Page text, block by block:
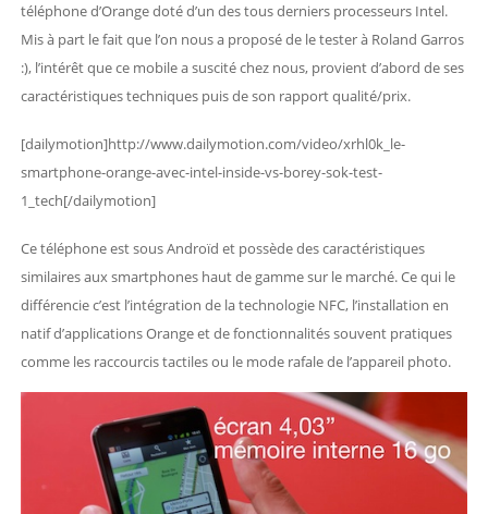
téléphone d’Orange doté d’un des tous derniers processeurs Intel.
Mis à part le fait que l’on nous a proposé de le tester à Roland Garros
:), l’intérêt que ce mobile a suscité chez nous, provient d’abord de ses
caractéristiques techniques puis de son rapport qualité/prix.
[dailymotion]http://www.dailymotion.com/video/xrhl0k_le-
smartphone-orange-avec-intel-inside-vs-borey-sok-test-
1_tech[/dailymotion]
Ce téléphone est sous Androïd et possède des caractéristiques
similaires aux smartphones haut de gamme sur le marché. Ce qui le
différencie c’est l’intégration de la technologie NFC, l’installation en
natif d’applications Orange et de fonctionnalités souvent pratiques
comme les raccourcis tactiles ou le mode rafale de l’appareil photo.